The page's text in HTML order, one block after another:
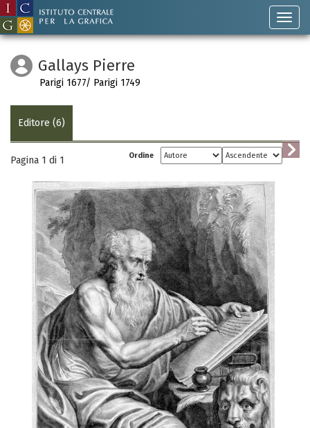
Gallays Pierre
Parigi 1677/ Parigi 1749
Editore (6)
Pagina 1 di 1 Ordine